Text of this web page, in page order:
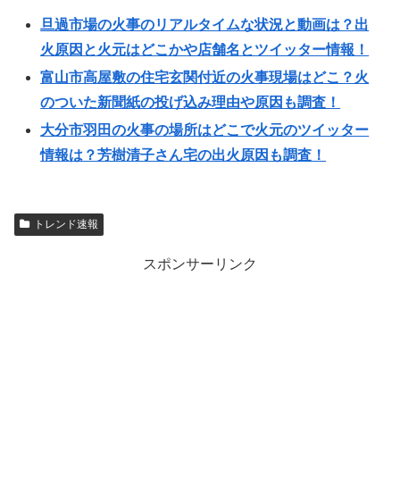
旦過市場の火事のリアルタイムな状況と動画は？出
火原因と火元はどこかや店舗名とツイッター情報！
富山市高屋敷の住宅玄関付近の火事現場はどこ？火
のついた新聞紙の投げ込み理由や原因も調査！
大分市羽田の火事の場所はどこで火元のツイッター
情報は？芳樹清子さん宅の出火原因も調査！
トレンド速報
スポンサーリンク